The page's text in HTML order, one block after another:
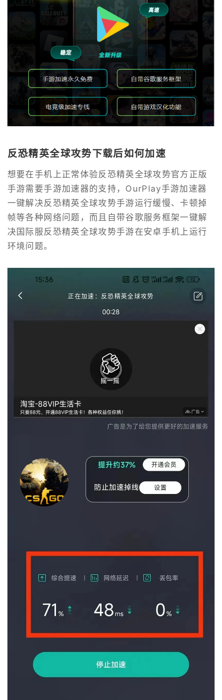
反恐精英全球攻势下载后如何加速
想要在手机上正常体验反恐精英全球攻势官方正版
手游需要手游加速器的支持，OurPlay手游加速器
一键解决反恐精英全球攻势手游运行缓慢、卡顿掉
帧等各种网络问题，而且自带谷歌服务框架一键解
决国际服反恐精英全球攻势手游在安卓手机上运行
环境问题。
正在加速：反恐精英全球攻势